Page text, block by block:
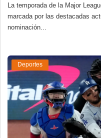
La temporada de la Major
marcada por las destacadas
nominación...
Deportes